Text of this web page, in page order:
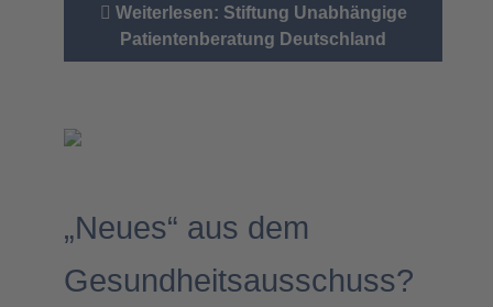
Weiterlesen: Stiftung Unab­hängige
Patientenberatung Deutschland
„Neues“ aus dem
Gesundheitsausschuss?